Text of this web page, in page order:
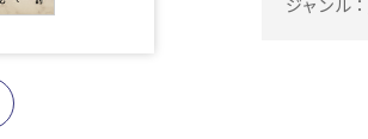
ジャンル：